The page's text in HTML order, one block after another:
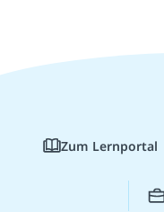
Zum Lernportal